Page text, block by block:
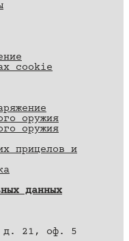
cookie
оружия
оружия
прицелов и
данных
д. 21, оф. 5